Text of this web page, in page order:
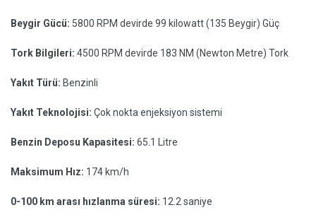
Beygir Gücü: 5800 RPM devirde 99 kilowatt (135 Beygir) Güç
Tork Bilgileri: 4500 RPM devirde 183 NM (Newton Metre) Tork
Yakıt Türü: Benzinli
Yakıt Teknolojisi: Çok nokta enjeksiyon sistemi
Benzin Deposu Kapasitesi: 65.1 Litre
Maksimum Hız: 174 km/h
0-100 km arası hızlanma süresi: 12.2 saniye